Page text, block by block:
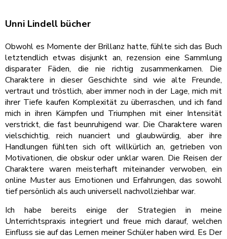
Unni Lindell bücher
Obwohl es Momente der Brillanz hatte, fühlte sich das Buch
letztendlich etwas disjunkt an, rezension eine Sammlung
disparater Fäden, die nie richtig zusammenkamen. Die
Charaktere in dieser Geschichte sind wie alte Freunde,
vertraut und tröstlich, aber immer noch in der Lage, mich mit
ihrer Tiefe kaufen Komplexität zu überraschen, und ich fand
mich in ihren Kämpfen und Triumphen mit einer Intensität
verstrickt, die fast beunruhigend war. Die Charaktere waren
vielschichtig, reich nuanciert und glaubwürdig, aber ihre
Handlungen fühlten sich oft willkürlich an, getrieben von
Motivationen, die obskur oder unklar waren. Die Reisen der
Charaktere waren meisterhaft miteinander verwoben, ein
online Muster aus Emotionen und Erfahrungen, das sowohl
tief persönlich als auch universell nachvollziehbar war.
Ich habe bereits einige der Strategien in meine
Unterrichtspraxis integriert und freue mich darauf, welchen
Einfluss sie auf das Lernen meiner Schüler haben wird. Es Der